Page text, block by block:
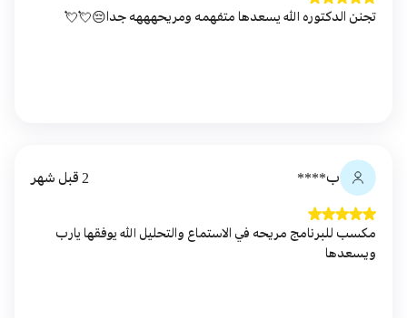
تجنن الدكتوره الله يسعدها متفهمه ومريحهههه جدا😔💘💘
ب**** 2 قبل شهر
مكسب للبرنامج مريحه في الاستماع والتحليل الله يوفقها يارب
ويسعدها